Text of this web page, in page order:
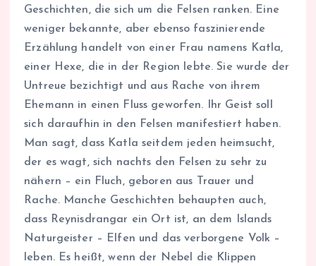
Geschichten, die sich um die Felsen ranken. Eine
weniger bekannte, aber ebenso faszinierende
Erzählung handelt von einer Frau namens Katla,
einer Hexe, die in der Region lebte. Sie wurde der
Untreue bezichtigt und aus Rache von ihrem
Ehemann in einen Fluss geworfen. Ihr Geist soll
sich daraufhin in den Felsen manifestiert haben.
Man sagt, dass Katla seitdem jeden heimsucht,
der es wagt, sich nachts den Felsen zu sehr zu
nähern – ein Fluch, geboren aus Trauer und
Rache. Manche Geschichten behaupten auch,
dass Reynisdrangar ein Ort ist, an dem Islands
Naturgeister – Elfen und das verborgene Volk –
leben. Es heißt, wenn der Nebel die Klippen